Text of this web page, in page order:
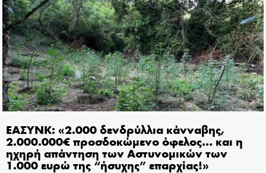
ΕΑΣΥΝΚ: «2.000 δενδρύλλια κάνναβης,
2.000.000€ προσδοκώμενο όφελος… και η
ηχηρή απάντηση των Αστυνομικών των
1.000 ευρώ της “ήσυχης” επαρχίας!»